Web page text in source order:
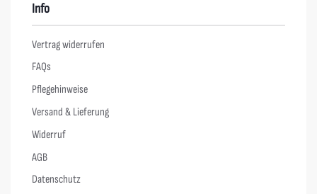
Info
Vertrag widerrufen
FAQs
Pflegehinweise
Versand & Lieferung
Widerruf
AGB
Datenschutz